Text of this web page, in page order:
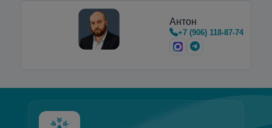
Антон
+7 (906) 118-87-74